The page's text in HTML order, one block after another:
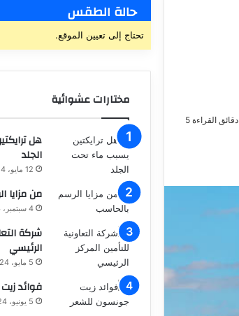
دقائق القراءة 5
حالة الطقس
تحتاج إلى تعيين الموقع.
مختارات عشوائية
هل
الجلد
12 مايو، 2024
من مزايا
4 سبتمبر، 2024
شركة
الرئيسي
5 مايو، 2024
فوائد
5 يونيو، 2024